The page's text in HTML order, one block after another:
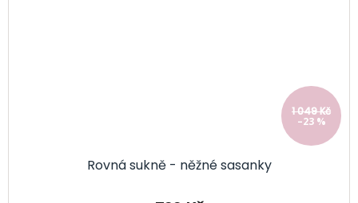
1 049 Kč
–23 %
Rovná sukně - něžné sasanky